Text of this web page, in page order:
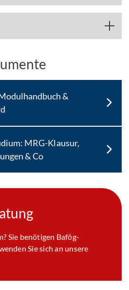
&
MRG-Klausur,
& Co
Sie benötigen Bafög-
Sie sich an unsere